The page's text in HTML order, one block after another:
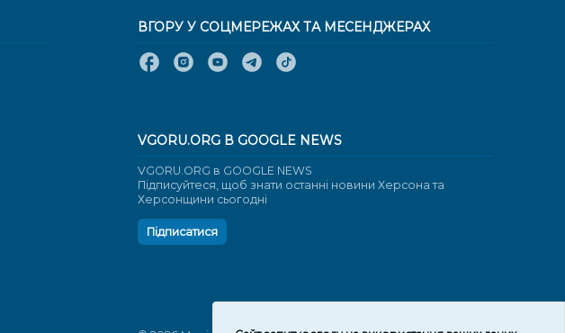
ВГОРУ У СОЦМЕРЕЖАХ ТА МЕСЕНДЖЕРАХ
VGORU.ORG В GOOGLE NEWS
VGORU.ORG в GOOGLE NEWS
Підписуйтеся, щоб знати останні новини Херсона та
Херсонщини сьогодні
Підписатися